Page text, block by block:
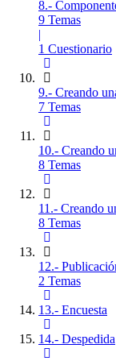
8.-
9 Temas
|
1 Cuestionario
9.- Creando
7 Temas
10.- Creando
8 Temas
11.- Creando
8 Temas
12.-
2 Temas
13.- Encuesta
14.- Despedida